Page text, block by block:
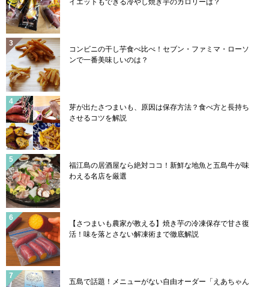
コンビニの干し芋食べ比べ！セブン・ファミマ・ローソ
ンで一番美味しいのは？
芽が出たさつまいも、原因は保存方法？食べ方と長持ち
させるコツを解説
福江島の居酒屋なら絶対ココ！新鮮な地魚と五島牛が味
わえる名店を厳選
【さつまいも農家が教える】焼き芋の冷凍保存で甘さ復
活！味を落とさない解凍術まで徹底解説
五島で話題！メニューがない自由オーダー「えあちゃん